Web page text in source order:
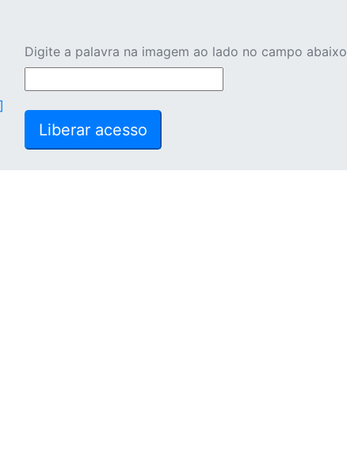
Digite a palavra na imagem ao lado no campo abaixo